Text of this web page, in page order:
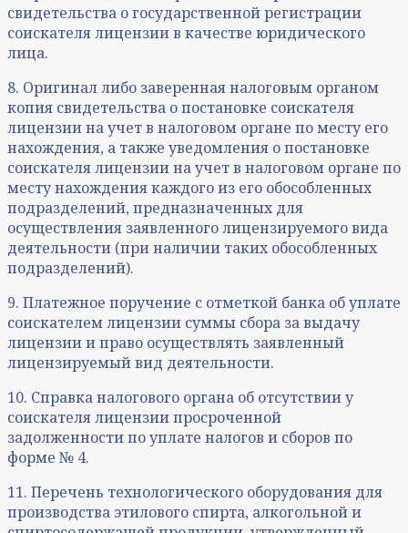
свидетельства о государственной регистрации
соискателя лицензии в качестве юридического
лица.
8. Оригинал либо заверенная налоговым органом
копия свидетельства о постановке соискателя
лицензии на учет в налоговом органе по месту его
нахождения, а также уведомления о постановке
соискателя лицензии на учет в налоговом органе по
месту нахождения каждого из его обособленных
подразделений, предназначенных для
осуществления заявленного лицензируемого вида
деятельности (при наличии таких обособленных
подразделений).
9. Платежное поручение с отметкой банка об уплате
соискателем лицензии суммы сбора за выдачу
лицензии и право осуществлять заявленный
лицензируемый вид деятельности.
10. Справка налогового органа об отсутствии у
соискателя лицензии просроченной
задолженности по уплате налогов и сборов по
форме № 4.
11. Перечень технологического оборудования для
производства этилового спирта, алкогольной и